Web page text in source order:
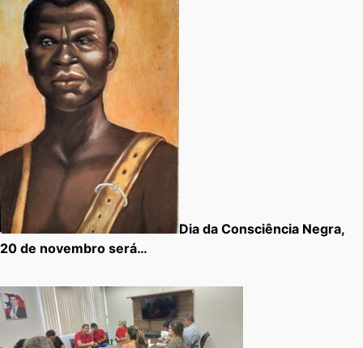
Dia da Consciência Negra,
20 de novembro será…